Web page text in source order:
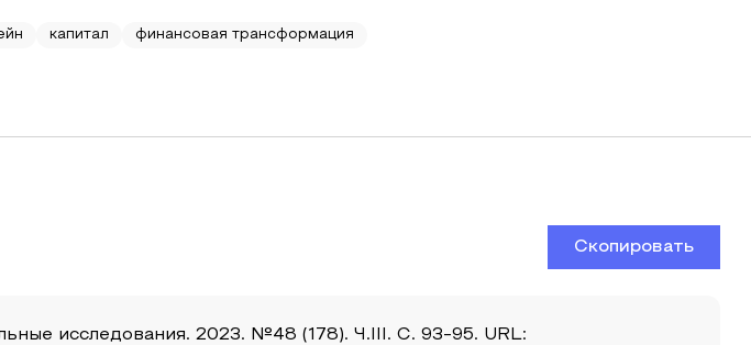
капитал финансовая трансформация
Скопировать
исследования. 2023. №48 (178). Ч.III. С. 93-95. URL: